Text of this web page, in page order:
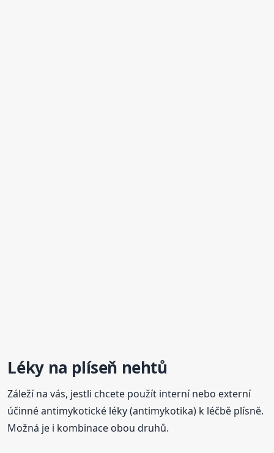
Léky na plíseň nehtů
Záleží na vás, jestli chcete použít interní nebo externí
účinné antimykotické léky (antimykotika) k léčbě plísně.
Možná je i kombinace obou druhů.